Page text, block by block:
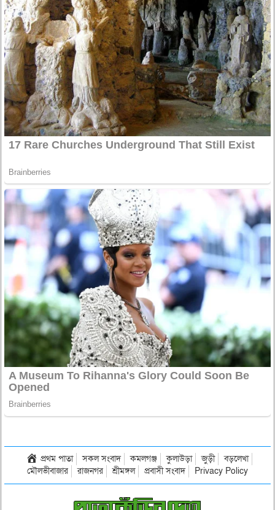
প্রথম পাতা সকল সংবাদ কমলগঞ্জ কুলাউড়া জুড়ী
বড়লেখা
মৌলভীবাজার
রাজনগর শ্রীমঙ্গল প্রবাসী সংবাদ Privacy Policy